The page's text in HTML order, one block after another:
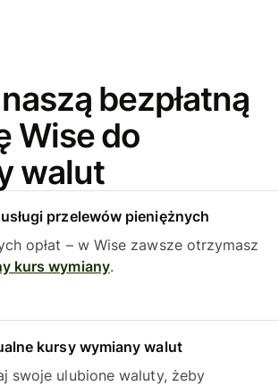
bezpłatną
Wise do
walut
przelewów pieniężnych
opłat – w Wise zawsze otrzymasz
kurs wymiany.
kursy wymiany walut
swoje ulubione waluty, żeby